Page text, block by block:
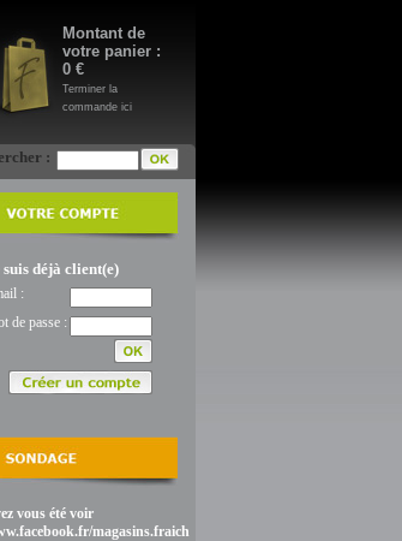
Montant de
votre panier :
0 €
Terminer la
commande ici
:
suis déjà client(e)
:
de passe :
vous été voir
magasins.fraich